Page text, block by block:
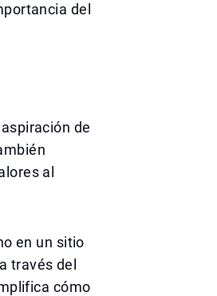
del
de
al
en un sitio
través del
cómo